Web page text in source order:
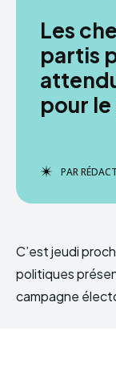
Les
partis
pour
PAR
C’est jeudi
politiques
campagne